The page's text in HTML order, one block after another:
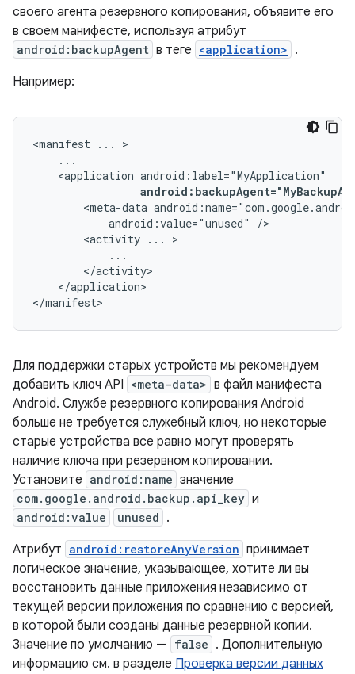
своего агента резервного копирования, объявите его
в своем манифесте, используя атрибут
android:backupAgent в теге <application> .
Например:
<manifest ...
<application
<meta-data
android:value="unused"
<activity ...
</application>
</manifest>
Для поддержки старых устройств мы рекомендуем
добавить ключ API <meta-data> в файл манифеста
Android. Службе резервного копирования Android
больше не требуется служебный ключ, но некоторые
старые устройства все равно могут проверять
наличие ключа при резервном копировании.
Установите android:name значение
com.google.android.backup.api_key и
android:value unused .
Атрибут android:restoreAnyVersion принимает
логическое значение, указывающее, хотите ли вы
восстановить данные приложения независимо от
текущей версии приложения по сравнению с версией,
в которой были созданы данные резервной копии.
Значение по умолчанию — false . Дополнительную
информацию см. в разделе Проверка версии данных